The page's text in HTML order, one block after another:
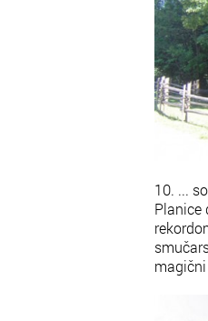
10. ...
Planice